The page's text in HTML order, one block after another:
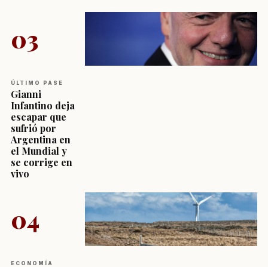
03
ÚLTIMO PASE
Gianni
Infantino deja
escapar que
sufrió por
Argentina en
el Mundial y
se corrige en
vivo
04
ECONOMÍA